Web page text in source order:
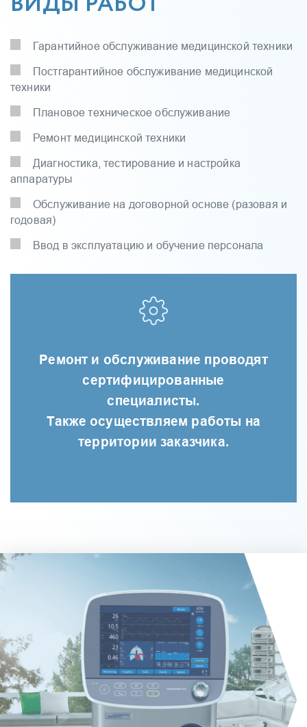
Гарантийное обслуживание медицинской техники
Постгарантийное обслуживание медицинской
техники
Плановое техническое обслуживание
Ремонт медицинской техники
Диагностика, тестирование и настройка
аппаратуры
Обслуживание на договорной основе (разовая и
годовая)
Ввод в эксплуатацию и обучение персонала
Ремонт и обслуживание проводят
сертифицированные
специалисты.
Также осуществляем работы на
территории заказчика.